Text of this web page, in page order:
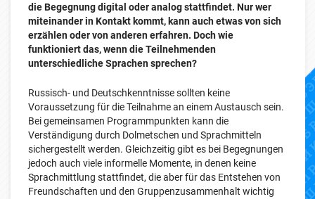
die Begegnung digital oder analog stattfindet. Nur wer
miteinander in Kontakt kommt, kann auch etwas von sich
erzählen oder von anderen erfahren. Doch wie
funktioniert das, wenn die Teilnehmenden
unterschiedliche Sprachen sprechen?
Russisch- und Deutschkenntnisse sollten keine
Voraussetzung für die Teilnahme an einem Austausch sein.
Bei gemeinsamen Programmpunkten kann die
Verständigung durch Dolmetschen und Sprachmitteln
sichergestellt werden. Gleichzeitig gibt es bei Begegnungen
jedoch auch viele informelle Momente, in denen keine
Sprachmittlung stattfindet, die aber für das Entstehen von
Freundschaften und den Gruppenzusammenhalt wichtig